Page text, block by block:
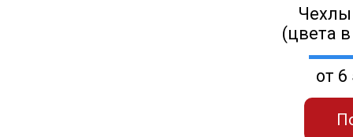
(цвета
от 6